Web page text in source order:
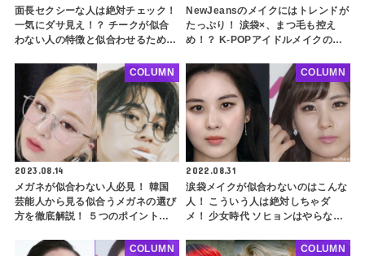
面長セクシーな人は絶対チェック！
一気にダサ見え！？ チークが似合
わない人の特徴と似合わせるための
NewJeansのメイクにはトレンドが
たっぷり！ 涙袋×、まつ毛も控え
め！？ K-POPアイドルメイクの常
ック
2023.08.14
メガネが似合わない人必見！ 韓国
芸能人から見る似合うメガネの選び
方を徹底解説！ ５つのポイントを
見できるかも
COLUMN
2022.08.31
涙袋メイクが似合わないのはこんな
人！ こういう人は絶対しちゃダ
メ！ 少女時代 ソヒョンはやらない
けない人の２つの特徴とは？
COLUMN
COLUMN COLUMN